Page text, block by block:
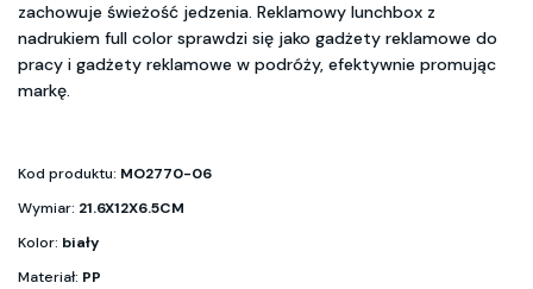
zachowuje świeżość jedzenia. Reklamowy lunchbox z
nadrukiem full color sprawdzi się jako gadżety reklamowe do
pracy i gadżety reklamowe w podróży, efektywnie promując
markę.
Kod produktu: MO2770-06
Wymiar: 21.6X12X6.5CM
Kolor: biały
Materiał: PP